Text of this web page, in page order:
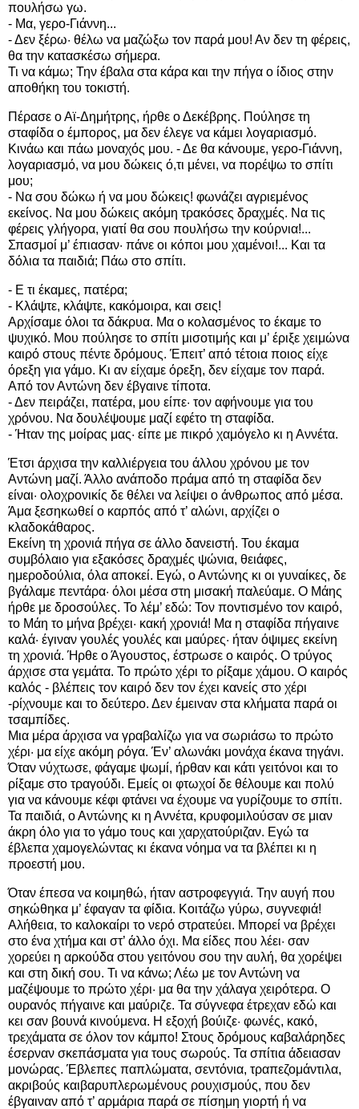
πουλήσω γω.
- Μα, γερο-Γιάννη...
- Δεν ξέρω· θέλω να μαζώξω τον παρά μου! Αν δεν τη φέρεις,
θα την κατασκέσω σήμερα.
Τι να κάμω; Την έβαλα στα κάρα και την πήγα ο ίδιος στην
αποθήκη του τοκιστή.
Πέρασε ο Αϊ-Δημήτρης, ήρθε ο Δεκέβρης. Πούλησε τη
σταφίδα ο έμπορος, μα δεν έλεγε να κάμει λογαριασμό.
Κινάω και πάω μοναχός μου. - Δε θα κάνουμε, γερο-Γιάννη,
λογαριασμό, να μου δώκεις ό,τι μένει, να πορέψω το σπίτι
μου;
- Να σου δώκω ή να μου δώκεις! φωνάζει αγριεμένος
εκείνος. Να μου δώκεις ακόμη τρακόσες δραχμές. Να τις
φέρεις γλήγορα, γιατί θα σου πουλήσω την κούρνια!...
Σπασμοί μ’ έπιασαν· πάνε οι κόποι μου χαμένοι!... Και τα
δόλια τα παιδιά; Πάω στο σπίτι.
- Ε τι έκαμες, πατέρα;
- Κλάψτε, κλάψτε, κακόμοιρα, και σεις!
Αρχίσαμε όλοι τα δάκρυα. Μα ο κολασμένος το έκαμε το
ψυχικό. Μου πούλησε το σπίτι μισοτιμής και μ’ έριξε χειμώνα
καιρό στους πέντε δρόμους. Έπειτ’ από τέτοια ποιος είχε
όρεξη για γάμο. Κι αν είχαμε όρεξη, δεν είχαμε τον παρά.
Από τον Αντώνη δεν έβγαινε τίποτα.
- Δεν πειράζει, πατέρα, μου είπε· τον αφήνουμε για του
χρόνου. Να δουλέψουμε μαζί εφέτο τη σταφίδα.
- Ήταν της μοίρας μας· είπε με πικρό χαμόγελο κι η Αννέτα.
Έτσι άρχισα την καλλιέργεια του άλλου χρόνου με τον
Αντώνη μαζί. Άλλο ανάποδο πράμα από τη σταφίδα δεν
είναι· ολοχρονικίς δε θέλει να λείψει ο άνθρωπος από μέσα.
Άμα ξεσηκωθεί ο καρπός από τ’ αλώνι, αρχίζει ο
κλαδοκάθαρος.
Εκείνη τη χρονιά πήγα σε άλλο δανειστή. Του έκαμα
συμβόλαιο για εξακόσες δραχμές ψώνια, θειάφες,
ημεροδούλια, όλα αποκεί. Εγώ, ο Αντώνης κι οι γυναίκες, δε
βγάλαμε πεντάρα· όλοι μέσα στη μισακή παλεύαμε. Ο Μάης
ήρθε με δροσούλες. Το λέμ’ εδώ: Τον ποντισμένο τον καιρό,
το Μάη το μήνα βρέχει· κακή χρονιά! Μα η σταφίδα πήγαινε
καλά· έγιναν γουλές γουλές και μαύρες· ήταν όψιμες εκείνη
τη χρονιά. Ήρθε ο Άγουστος, έστρωσε ο καιρός. Ο τρύγος
άρχισε στα γεμάτα. Το πρώτο χέρι το ρίξαμε χάμου. Ο καιρός
καλός - βλέπεις τον καιρό δεν τον έχει κανείς στο χέρι
-ρίχνουμε και το δεύτερο. Δεν έμειναν στα κλήματα παρά οι
τσαμπίδες.
Μια μέρα άρχισα να γραβαλίζω για να σωριάσω το πρώτο
χέρι· μα είχε ακόμη ρόγα. Έν’ αλωνάκι μονάχα έκανα τηγάνι.
Όταν νύχτωσε, φάγαμε ψωμί, ήρθαν και κάτι γειτόνοι και το
ρίξαμε στο τραγούδι. Εμείς οι φτωχοί δε θέλουμε και πολύ
για να κάνουμε κέφι φτάνει να έχουμε να γυρίζουμε το σπίτι.
Τα παιδιά, ο Αντώνης κι η Αννέτα, κρυφομιλούσαν σε μιαν
άκρη όλο για το γάμο τους και χαρχατούριζαν. Εγώ τα
έβλεπα χαμογελώντας κι έκανα νόημα να τα βλέπει κι η
προεστή μου.
Όταν έπεσα να κοιμηθώ, ήταν αστροφεγγιά. Την αυγή που
σηκώθηκα μ’ έφαγαν τα φίδια. Κοιτάζω γύρω, συγνεφιά!
Αλήθεια, το καλοκαίρι το νερό στρατεύει. Μπορεί να βρέχει
στο ένα χτήμα και στ’ άλλο όχι. Μα είδες που λέει· σαν
χορεύει η αρκούδα στου γειτόνου σου την αυλή, θα χορέψει
και στη δική σου. Τι να κάνω; Λέω με τον Αντώνη να
μαζέψουμε το πρώτο χέρι· μα θα την χάλαγα χειρότερα. Ο
ουρανός πήγαινε και μαύριζε. Τα σύγνεφα έτρεχαν εδώ και
κει σαν βουνά κινούμενα. Η εξοχή βούιζε· φωνές, κακό,
τρεχάματα σε όλον τον κάμπο! Στους δρόμους καβαλάρηδες
έσερναν σκεπάσματα για τους σωρούς. Τα σπίτια άδειασαν
μονώρας. Έβλεπες παπλώματα, σεντόνια, τραπεζομάντιλα,
ακριβούς καιβαρυπλερωμένους ρουχισμούς, που δεν
έβγαιναν από τ’ αρμάρια παρά σε πίσημη γιορτή ή να